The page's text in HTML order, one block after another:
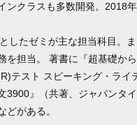
ンクラスも多数開発。2018
したゼミが主な担当科目。
を担当。 著書に『超基礎か
テスト スピーキング・ラ
3900』（共著、ジャパンタ
どがある。